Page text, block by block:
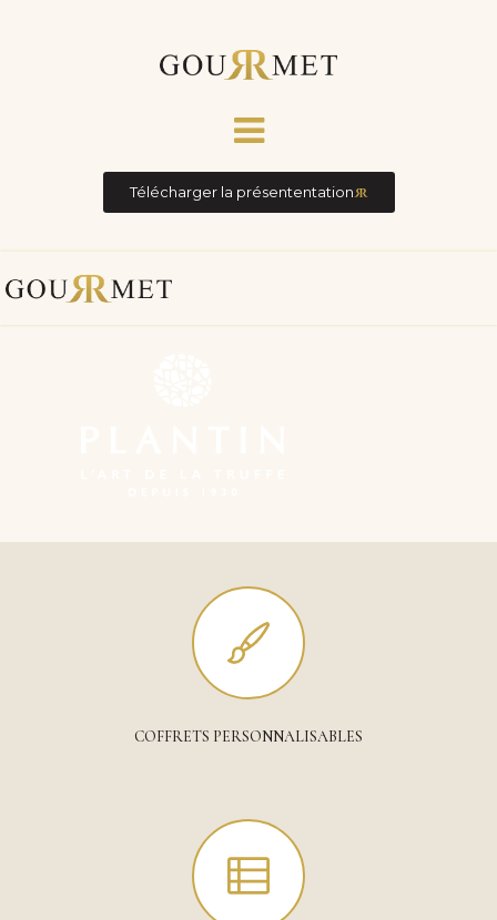
Télécharger la présententation
COFFRETS PERSONNALISABLES